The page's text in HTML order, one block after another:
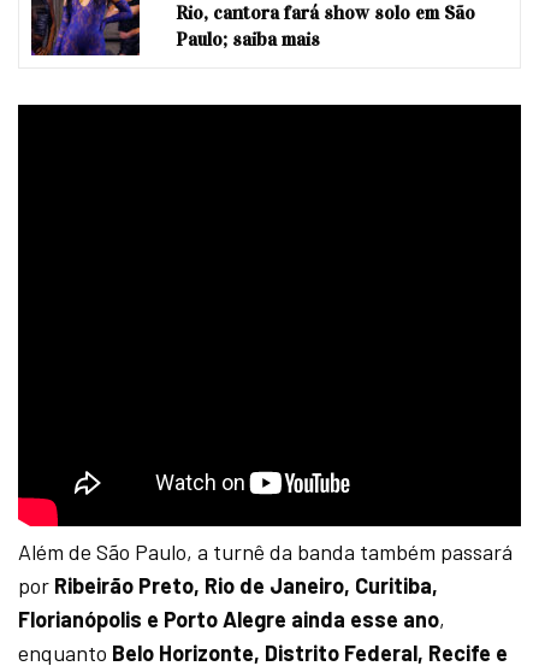
Rio, cantora fará show solo em São
Paulo; saiba mais
Além de São Paulo, a turnê da banda também passará
por Ribeirão Preto, Rio de Janeiro, Curitiba,
Florianópolis e Porto Alegre ainda esse ano,
enquanto Belo Horizonte, Distrito Federal, Recife e